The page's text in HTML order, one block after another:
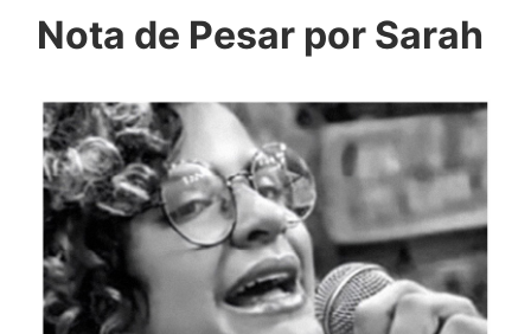
Nota de Pesar por Sarah